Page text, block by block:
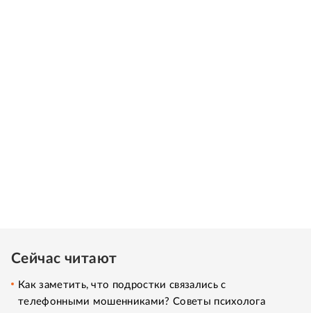
Сейчас читают
Как заметить, что подростки связались с
телефонными мошенниками? Советы психолога